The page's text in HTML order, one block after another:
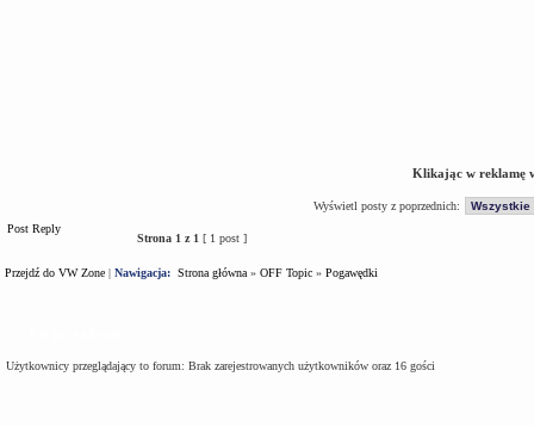
Klikając w reklamę
Wyświetl posty z poprzednich:
Post Reply
Strona 1 z 1 [ 1 post ]
Przejdź do VW Zone | Nawigacja: Strona główna » OFF Topic » Pogawędki
Użytkownicy przeglądający to forum: Brak zarejestrowanych użytkowników oraz 16 gości